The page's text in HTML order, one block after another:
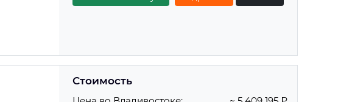
Стоимость